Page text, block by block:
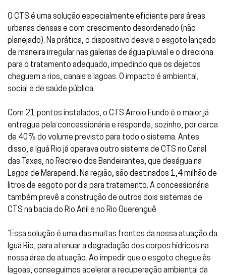
O CTS é uma solução especialmente eficiente para áreas
urbanas densas e com crescimento desordenado (não
planejado). Na prática, o dispositivo desvia o esgoto lançado
de maneira irregular nas galerias de água pluvial e o direciona
para o tratamento adequado, impedindo que os dejetos
cheguem a rios, canais e lagoas. O impacto é ambiental,
social e de saúde pública.
Com 21 pontos instalados, o CTS Arroio Fundo é o maior já
entregue pela concessionária e responde, sozinho, por cerca
de 40% do volume previsto para todo o sistema. Antes
disso, a Iguá Rio já operava outro sistema de CTS no Canal
das Taxas, no Recreio dos Bandeirantes, que deságua na
Lagoa de Marapendi. Na região, são destinados 1,4 milhão de
litros de esgoto por dia para tratamento. A concessionária
também prevê a construção de outros dois sistemas de
CTS na bacia do Rio Anil e no Rio Guerenguê.
“Essa solução é uma das muitas frentes da nossa atuação da
Iguá Rio, para atenuar a degradação dos corpos hídricos na
nossa área de atuação. Ao impedir que o esgoto chegue às
lagoas, conseguimos acelerar a recuperação ambiental da